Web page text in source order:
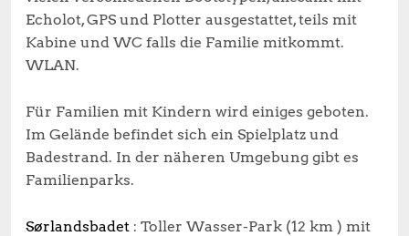
Echolot, GPS und Plotter ausgestattet, teils mit
Kabine und WC falls die Familie mitkommt.
WLAN.
Für Familien mit Kindern wird einiges geboten.
Im Gelände befindet sich ein Spielplatz und
Badestrand. In der näheren Umgebung gibt es
Familienparks.
Sørlandsbadet : Toller Wasser-Park (12 km ) mit